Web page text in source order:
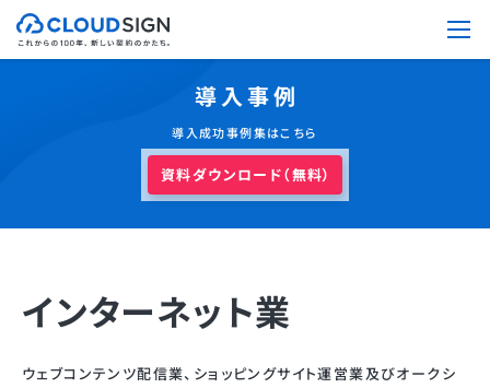
導入事例
導入成功事例集はこちら
資料ダウンロード（無料）
インターネット業
ウェブコンテンツ配信業、ショッピングサイト運営業及びオークシ